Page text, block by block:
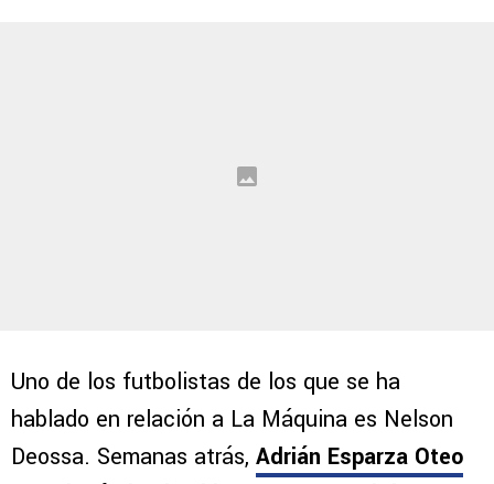
Uno de los futbolistas de los que se ha
hablado en relación a La Máquina es Nelson
Deossa. Semanas atrás, Adrián Esparza Oteo